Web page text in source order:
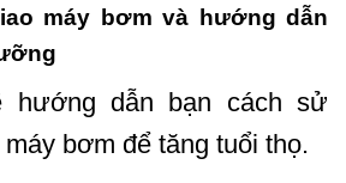
máy bơm và hướng dẫn
hướng dẫn bạn cách sử
bơm để tăng tuổi thọ.